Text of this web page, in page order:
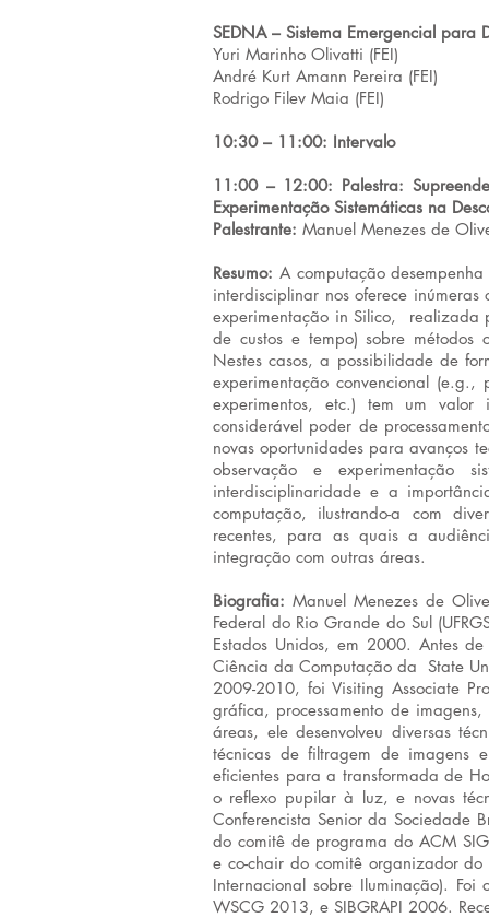
SEDNA – Sistema Emergencial para
Yuri Marinho Olivatti (FEI)
André Kurt Amann Pereira (FEI)
Rodrigo Filev Maia (FEI)
10:30 – 11:00: Intervalo
11:00 – 12:00: Palestra:
Experimentação Sistemáticas na
Palestrante: Manuel Menezes de
Resumo: A computação
interdisciplinar nos oferece
experimentação in Silico, realizada
de custos e tempo) sobre métodos
Nestes casos, a possibilidade de
experimentação convencional (e.g.,
experimentos, etc.) tem um valor
considerável poder de
novas oportunidades para avanços
observação e experimentação
interdisciplinaridade e a
computação, ilustrando-a com
recentes, para as quais a
integração com outras áreas.
Biografia: Manuel Menezes de
Federal do Rio Grande do Sul
Estados Unidos, em 2000. Antes
Ciência da Computação da State
2009-2010, foi Visiting Associate
gráfica, processamento de
áreas, ele desenvolveu diversas
técnicas de filtragem de imagens
eficientes para a transformada de
o reflexo pupilar à luz, e novas
Conferencista Senior da Sociedade
do comitê de programa do ACM
e co-chair do comitê organizador
Internacional sobre Iluminação).
WSCG 2013, e SIBGRAPI 2006.